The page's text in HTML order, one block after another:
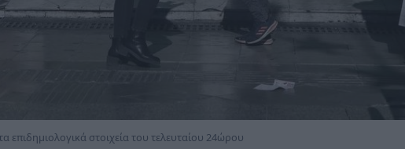
επιδημιολογικά στοιχεία του τελευταίου 24ώρου